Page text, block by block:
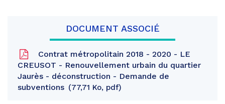
DOCUMENT ASSOCIÉ
Contrat métropolitain 2018 - 2020 - LE
CREUSOT - Renouvellement urbain du quartier
Jaurès - déconstruction - Demande de
subventions
77,71 Ko, pdf